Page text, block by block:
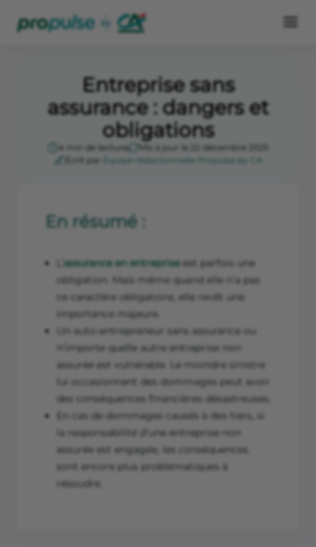
Entreprise sans
assurance : dangers et
obligations
4 min de lecture
Mis à jour le 22 décembre 2025
Écrit par
Équipe rédactionnelle Propulse by CA
En résumé :
assurance en entrepriseest parfois une
obligation. Mais même quand elle n’a pas
ce caractère obligatoire, elle revêt une
importance majeure.
Un auto-entrepreneur sans assurance ou
n’importe quelle autre entreprise non
assurée est vulnérable. Le moindre sinistre
lui occasionnant des dommages peut avoir
des conséquences financières désastreuses.
En cas de dommages causés à des tiers, si
la responsabilité d’une entreprise non
assurée est engagée, les conséquences
sont encore plus problématiques à
résoudre.